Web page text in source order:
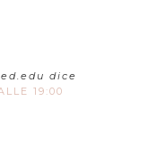
dice
19:00